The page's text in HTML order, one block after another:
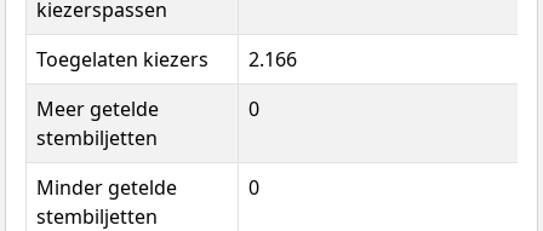
kiezerspassen
Toegelaten kiezers
2.166
Meer getelde
stembiljetten
0
Minder getelde
stembiljetten
0